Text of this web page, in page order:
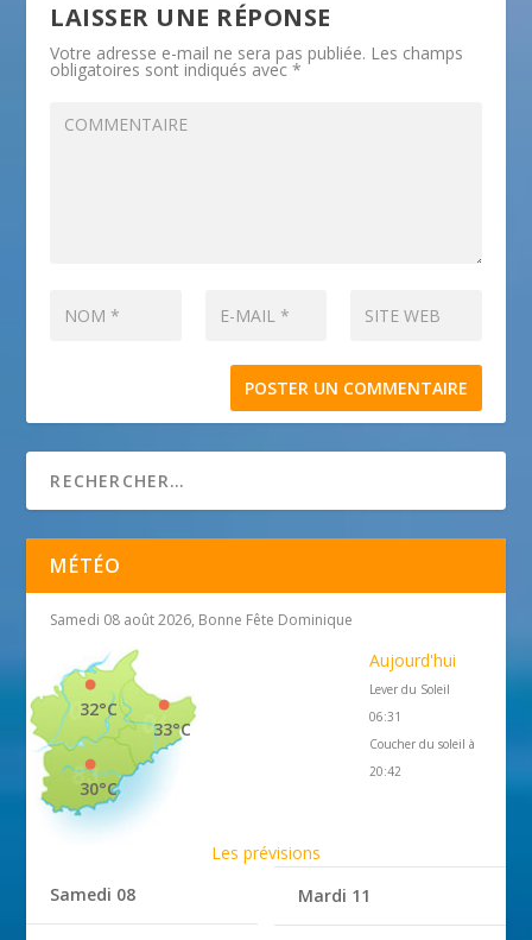
LAISSER UNE RÉPONSE
Votre adresse e-mail ne sera pas publiée. Les champs
obligatoires sont indiqués avec*
MÉTÉO
Samedi 08 août 2026, Bonne Fête Dominique
33°C
32°C
30°C
Aujourd'hui
Lever du Soleil
06:31
Coucher du soleil à
20:42
Les prévisions
Samedi 08
Mardi 11